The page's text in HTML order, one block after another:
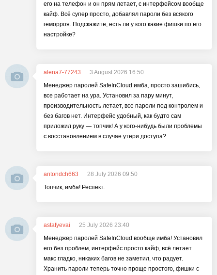
его на телефон и он прям летает, с интерфейсом вообще
кайф. Всё супер просто, добавлял пароли без всякого
геморроя. Подскажите, есть ли у кого какие фишки по его
настройке?
alena7-77243
3 August 2026 16:50
Менеджер паролей SafeInCloud имба, просто зашибись,
все работает на ура. Установил за пару минут,
производительность летает, все пароли под контролем и
без багов нет. Интерфейс удобный, как будто сам
приложил руку — топчик! А у кого-нибудь были проблемы
с восстановлением в случае утери доступа?
antondch663
28 July 2026 09:50
Топчик, имба! Респект.
astafyevai
25 July 2026 23:40
Менеджер паролей SafeInCloud вообще имба! Установил
его без проблем, интерфейс просто кайф, всё летает
макс гладко, никаких багов не заметил, что радует.
Хранить пароли теперь точно проще простого, фишки с